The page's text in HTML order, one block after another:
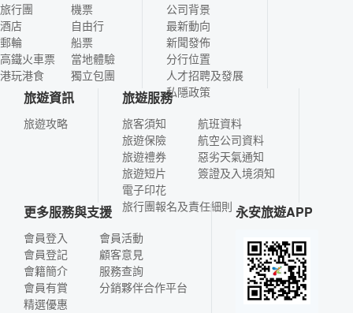
旅行團
酒店
郵輪
高鐵火車票
港玩港食
機票
自由行
船票
當地體驗
獨立包團
公司背景
最新動向
新聞發佈
分行位置
人才招聘及發展
私隱政策
旅遊資訊
旅遊攻略
旅遊服務
旅客須知
旅遊保險
旅遊禮券
旅遊短片
電子印花
航班資料
航空公司資料
惡劣天氣通知
簽證及入境須知
旅行團報名及責任細則
更多服務與支援
會員登入
會員登記
會籍簡介
會員有賞
精選優惠
會員活動
顧客意見
服務查詢
分銷夥伴合作平台
永安旅遊APP